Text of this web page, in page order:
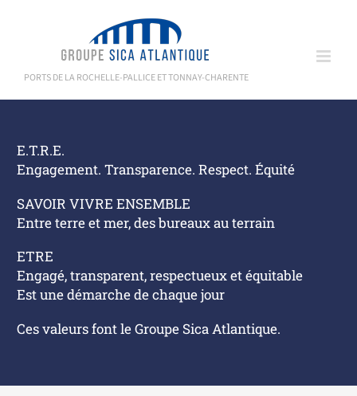
PORTS DE LA ROCHELLE-PALLICE ET TONNAY-CHARENTE
E.T.R.E.
Engagement. Transparence. Respect. Équité
SAVOIR VIVRE ENSEMBLE
Entre terre et mer, des bureaux au terrain
ETRE
Engagé, transparent, respectueux et équitable
Est une démarche de chaque jour
Ces valeurs font le Groupe Sica Atlantique.